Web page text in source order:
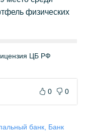
физических
ЦБ РФ
0 0
банк, Банк